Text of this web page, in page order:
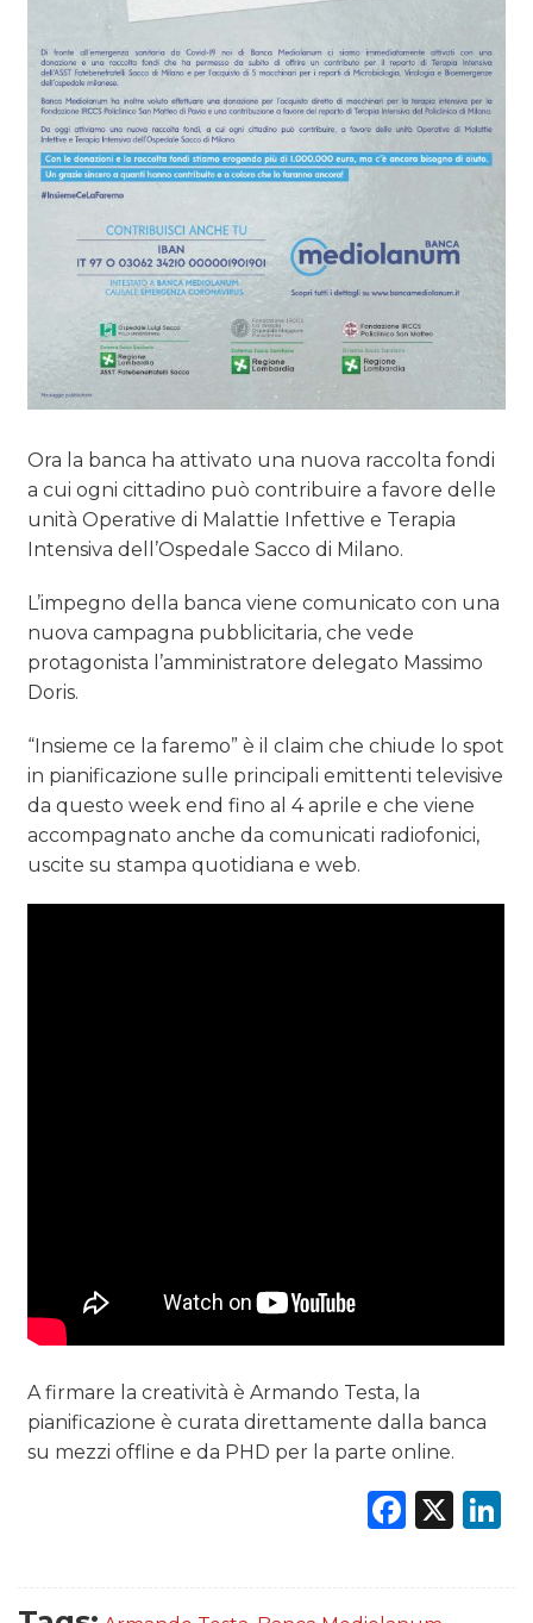
Ora la banca ha attivato una nuova raccolta fondi
a cui ogni cittadino può contribuire a favore delle
unità Operative di Malattie Infettive e Terapia
Intensiva dell’Ospedale Sacco di Milano.
L’impegno della banca viene comunicato con una
nuova campagna pubblicitaria, che vede
protagonista l’amministratore delegato Massimo
Doris.
“Insieme ce la faremo” è il claim che chiude lo spot
in pianificazione sulle principali emittenti televisive
da questo week end fino al 4 aprile e che viene
accompagnato anche da comunicati radiofonici,
uscite su stampa quotidiana e web.
A firmare la creatività è Armando Testa, la
pianificazione è curata direttamente dalla banca
su mezzi offline e da PHD per la parte online.
X